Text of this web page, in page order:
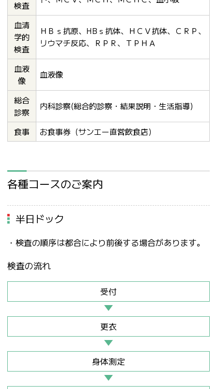
検査
血清
学的
検査
ＨＢｓ抗原、HBｓ抗体、ＨＣＶ抗体、ＣＲＰ、
リウマチ反応、ＲＰＲ、ＴＰＨＡ
血液
像
血液像
総合
診察
内科診察(総合的診察・結果説明・生活指導)
食事 お食事券（サンエー直営飲食店）
各種コースのご案内
半日ドック
・検査の順序は都合により前後する場合があります。
検査の流れ
受付
更衣
身体測定